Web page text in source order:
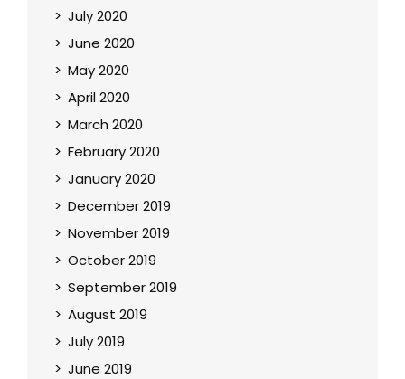
July 2020
June 2020
May 2020
April 2020
March 2020
February 2020
January 2020
December 2019
November 2019
October 2019
September 2019
August 2019
July 2019
June 2019